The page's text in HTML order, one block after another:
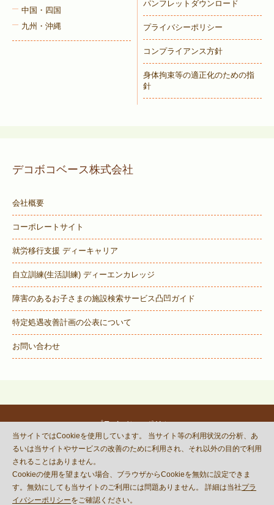
中国・四国
九州・沖縄
パンフレットダウンロード
プライバシーポリシー
コンプライアンス方針
身体拘束等の適正化のための指
針
デコボコベース株式会社
会社概要
コーポレートサイト
就労移行支援 ディーキャリア
自立訓練(生活訓練) ディーエンカレッジ
障害のあるお子さまの施設検索サービス凸凹ガイド
特定処遇改善計画の公表について
お問い合わせ
プライバシーポリシー
© DECOBOCO BASE Co.,Ltd.
and Terms of Serviceapply.
当サイトではCookieを使用しています。 当サイト等の利用状況の分析、あ
るいは当サイトやサービスの改善のために利用され、それ以外の目的で利用
されることはありません。
Cookieの使用を望まない場合、ブラウザからCookieを無効に設定できま
す。無効にしても当サイトのご利用には問題ありません。 詳細は当社プラ
イバシーポリシーをご確認ください。